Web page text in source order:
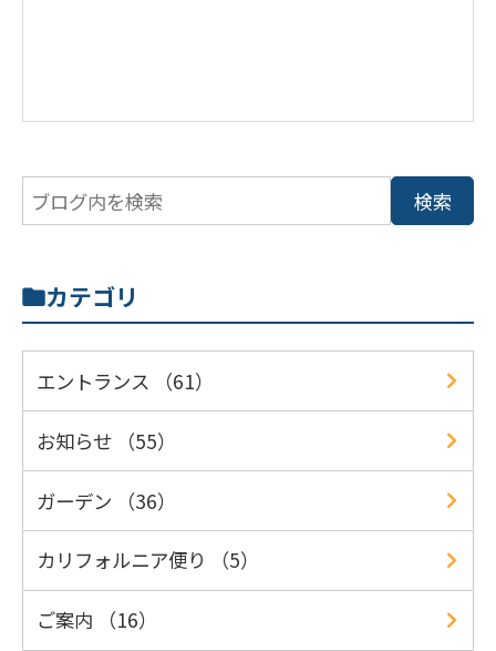
カテゴリ
エントランス （61）
お知らせ （55）
ガーデン （36）
カリフォルニア便り （5）
ご案内 （16）